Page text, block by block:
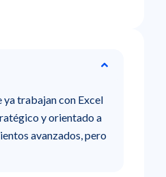
ya trabajan con Excel
y orientado a
avanzados, pero